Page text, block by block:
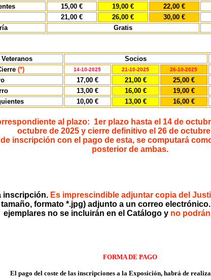
15,00 € 19,00 € 22,00 €
21,00 € 26,00 € 30,00 €
Gratis
Socios
(*) 14-10-2025 21-10-2025 26-10-2025
17,00 € 21,00 € 25,00 €
13,00 € 16,00 € 19,00 €
10,00 € 13,00 € 16,00 €
al plazo: 1er plazo hasta el 14 de
octubre de 2025 y cierre definitivo el 26 de
inscripción con el pago de esta, se computará
posterior de ambas.
inscripción. Es imprescindible adjuntar copia del
formato *.jpg) adjunto a un correo
ejemplares no se incluirán en el Catálogo y no
FORMA DE PAGO
El pago del coste de las inscripciones a la Exposición, habrá de